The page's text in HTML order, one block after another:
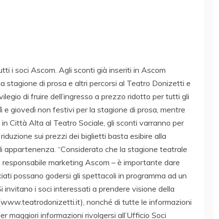
i soci Ascom. Agli sconti già inseriti in Ascom
stagione di prosa e altri percorsi al Teatro Donizetti e
di fruire dell’ingresso a prezzo ridotto per tutti gli
giovedì non festivi per la stagione di prosa, mentre
Città Alta al Teatro Sociale, gli sconti varranno per
sui prezzi dei biglietti basta esibire alla
“Considerato che la stagione teatrale
marketing Ascom – è importante dare
possano godersi gli spettacoli in programma ad un
invitano i soci interessati a prendere visione della
nonché di tutte le informazioni
maggiori informazioni rivolgersi all’Ufficio Soci